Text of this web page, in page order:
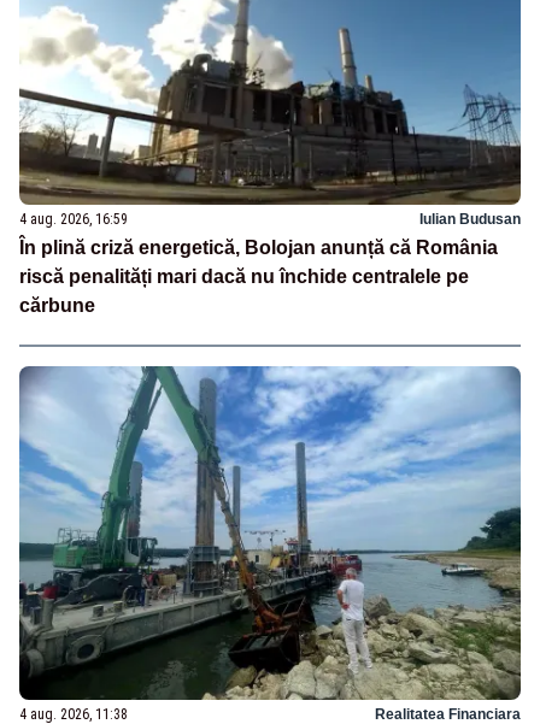
4 aug. 2026, 16:59 Iulian Budusan
În plină criză energetică, Bolojan anunță că România
riscă penalități mari dacă nu închide centralele pe
cărbune
4 aug. 2026, 11:38 Realitatea Financiara